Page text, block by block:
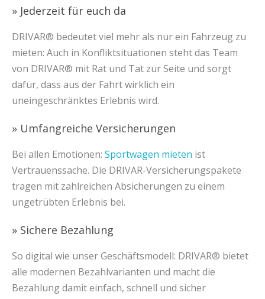
» Jederzeit für euch da
DRIVAR® bedeutet viel mehr als nur ein Fahrzeug zu
mieten: Auch in Konfliktsituationen steht das Team
von DRIVAR® mit Rat und Tat zur Seite und sorgt
dafür, dass aus der Fahrt wirklich ein
uneingeschränktes Erlebnis wird.
» Umfangreiche Versicherungen
Bei allen Emotionen: Sportwagen mieten ist
Vertrauenssache. Die DRIVAR-Versicherungspakete
tragen mit zahlreichen Absicherungen zu einem
ungetrübten Erlebnis bei.
» Sichere Bezahlung
So digital wie unser Geschäftsmodell: DRIVAR® bietet
alle modernen Bezahlvarianten und macht die
Bezahlung damit einfach, schnell und sicher